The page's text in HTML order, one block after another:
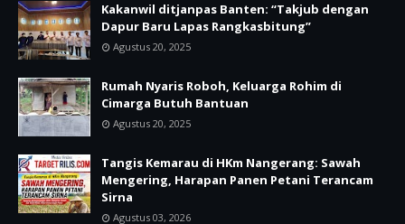
Kakanwil ditjanpas Banten: “Takjub dengan
Dapur Baru Lapas Rangkasbitung”
Agustus 20, 2025
Rumah Nyaris Roboh, Keluarga Rohim di
Cimarga Butuh Bantuan
Agustus 20, 2025
Tangis Kemarau di HKm Nangerang: Sawah
Mengering, Harapan Panen Petani Terancam
Sirna
Agustus 03, 2026